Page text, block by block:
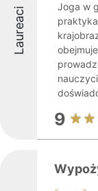
Laureaci
Joga w
9